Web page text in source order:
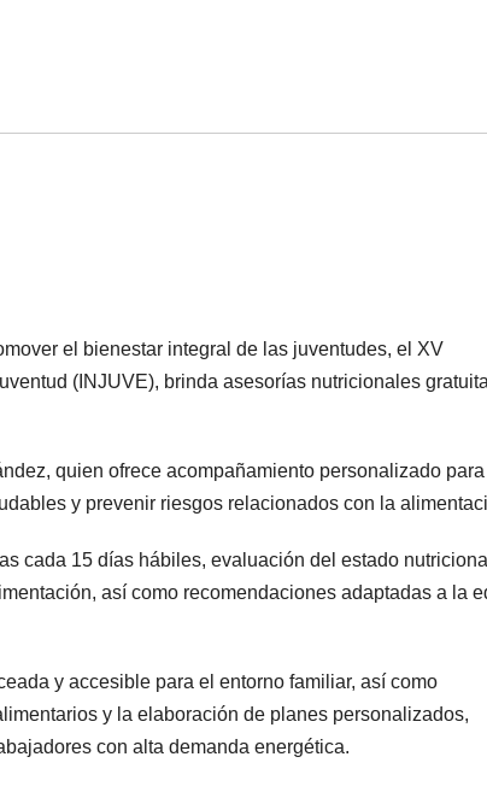
el bienestar integral de las juventudes, el XV
(INJUVE), brinda asesorías nutricionales
quien ofrece acompañamiento personalizado para
y prevenir riesgos relacionados con la
cada 15 días hábiles, evaluación del estado
así como recomendaciones adaptadas a la
y accesible para el entorno familiar, así como
y la elaboración de planes personalizados,
con alta demanda energética.